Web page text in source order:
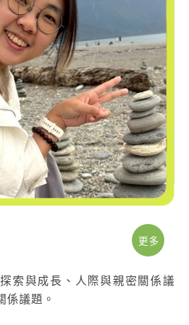
更多
索與成長、人際與親密關係議
係議題。